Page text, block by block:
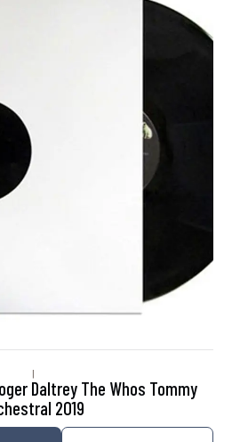
|
Daltrey The Whos Tommy
2019